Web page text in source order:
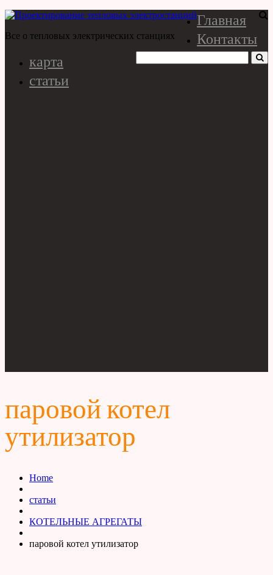
Все о тепловых электрических станциях
Главная
Контакты
карта
статьи
паровой котел
утилизатор
Home
статьи
КОТЕЛЬНЫЕ АГРЕГАТЫ
паровой котел утилизатор